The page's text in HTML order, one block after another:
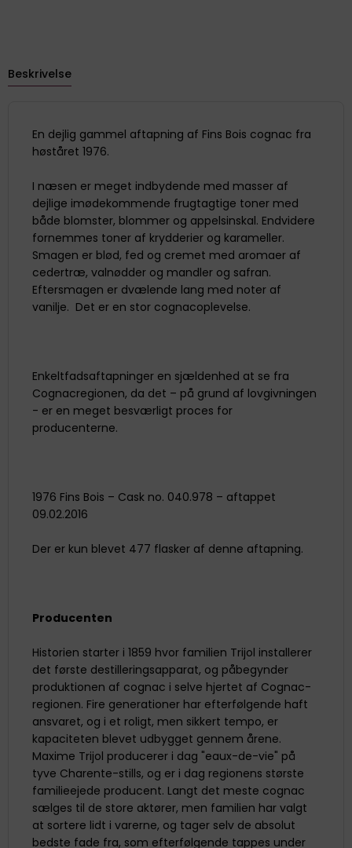
Beskrivelse
En dejlig gammel aftapning af Fins Bois cognac fra
høståret 1976.
I næsen er meget indbydende med masser af
dejlige imødekommende frugtagtige toner med
både blomster, blommer og appelsinskal. Endvidere
fornemmes toner af krydderier og karameller.
Smagen er blød, fed og cremet med aromaer af
cedertræ, valnødder og mandler og safran.
Eftersmagen er dvælende lang med noter af
vanilje. Det er en stor cognacoplevelse.
Enkeltfadsaftapninger en sjældenhed at se fra
Cognacregionen, da det – på grund af lovgivningen
- er en meget besværligt proces for
producenterne.
1976 Fins Bois – Cask no. 040.978 – aftappet
09.02.2016
Der er kun blevet 477 flasker af denne aftapning.
Producenten
Historien starter i 1859 hvor familien Trijol installerer
det første destilleringsapparat, og påbegynder
produktionen af cognac i selve hjertet af Cognac-
regionen. Fire generationer har efterfølgende haft
ansvaret, og i et roligt, men sikkert tempo, er
kapaciteten blevet udbygget gennem årene.
Maxime Trijol producerer i dag "eaux-de-vie" på
tyve Charente-stills, og er i dag regionens største
familieejede producent. Langt det meste cognac
sælges til de store aktører, men familien har valgt
at sortere lidt i varerne, og tager selv de absolut
bedste fade fra, som efterfølgende tappes under